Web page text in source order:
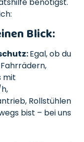
Blick:
Egal, ob du
mit
Rollstühlen
bist – bei uns